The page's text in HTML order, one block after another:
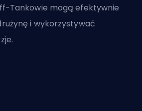
Tankowie mogą efektywnie
i wykorzystywać